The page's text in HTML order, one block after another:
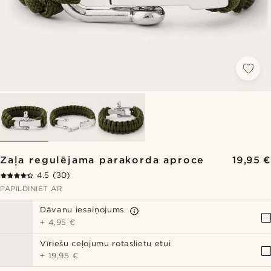
Zaļa regulējama parakorda aproce 19,95 €
4.5 (30)
PAPILDINIET AR
Dāvanu iesaiņojums
+ 4,95 €
Vīriešu ceļojumu rotaslietu etui
+ 19,95 €